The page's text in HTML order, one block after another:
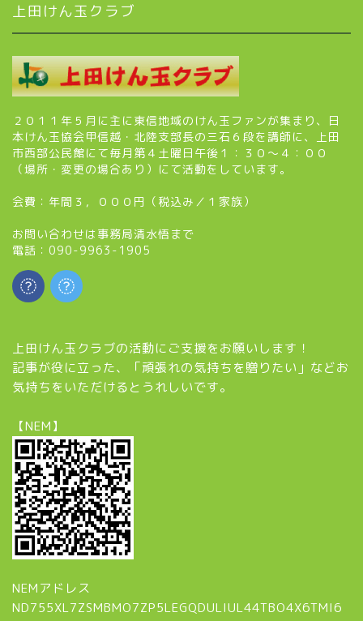
上田けん玉クラブ
２０１１年５月に主に東信地域のけん玉ファンが集まり、日
本けん玉協会甲信越・北陸支部長の三石６段を講師に、上田
市西部公民館にて毎月第４土曜日午後１：３０～４：００
（場所・変更の場合あり）にて活動をしています。
会費：年間３，０００円（税込み／１家族）
お問い合わせは事務局清水悟まで
電話：090-9963-1905
上田けん玉クラブの活動にご支援をお願いします！
記事が役に立った、「頑張れの気持ちを贈りたい」などお
気持ちをいただけるとうれしいです。
【NEM】
NEMアドレス
ND755XL7ZSMBMO7ZP5LEGQDULIUL44TBO4X6TMI6